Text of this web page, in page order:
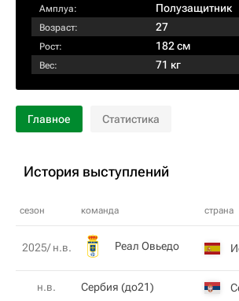
Амплуа: Полузащитник
Возраст: 27
Рост: 182 см
Вес: 71 кг
Главное Статистика
История выступлений
сезон команда страна
2025/ н.в. Реал Овьедо
н.в. Сербия (до21)